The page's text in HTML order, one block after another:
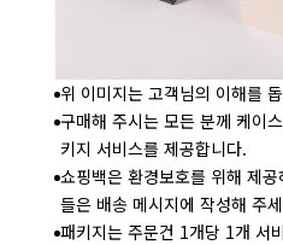
위 이미지는 고객님의 이해를
구매해 주시는 모든 분께 케이
키지 서비스를 제공합니다.
쇼핑백은 환경보호를 위해 제
들은 배송 메시지에 작성해 주
패키지는 주문건 1개당 1개 서